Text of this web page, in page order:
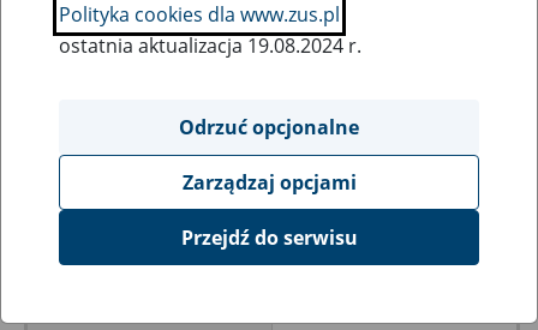
Ukryj wszystkie pozycje bazy
El-Met-Chem sp. z o.o.
Polityka cookies dla www.zus.pl
ostatnia aktualizacja 19.08.2024 r.
Odrzuć opcjonalne
Zarządzaj opcjami
Przejdź do serwisu